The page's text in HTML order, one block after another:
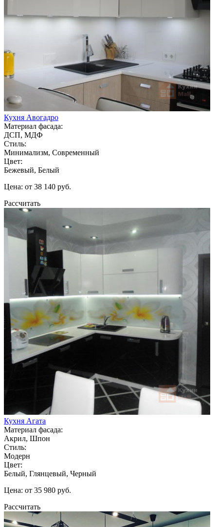
Кухня Авогадро
Материал фасада:
ДСП, МДФ
Стиль:
Минимализм, Современный
Цвет:
Бежевый, Белый
Цена: от 38 140 руб.
Рассчитать
Кухня Агата
Материал фасада:
Акрил, Шпон
Стиль:
Модерн
Цвет:
Белый, Глянцевый, Черный
Цена: от 35 980 руб.
Рассчитать